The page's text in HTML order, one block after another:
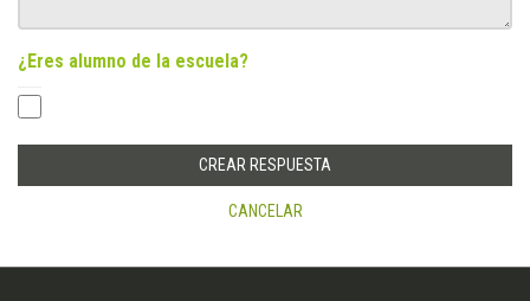
¿Eres alumno de la escuela?
CANCELAR